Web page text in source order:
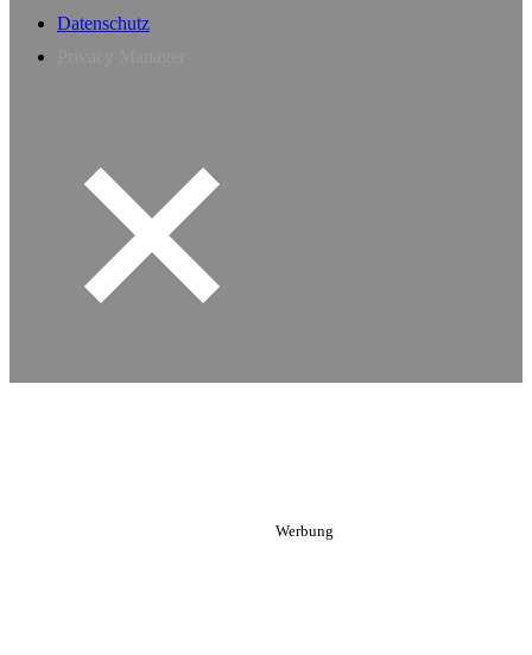
Datenschutz